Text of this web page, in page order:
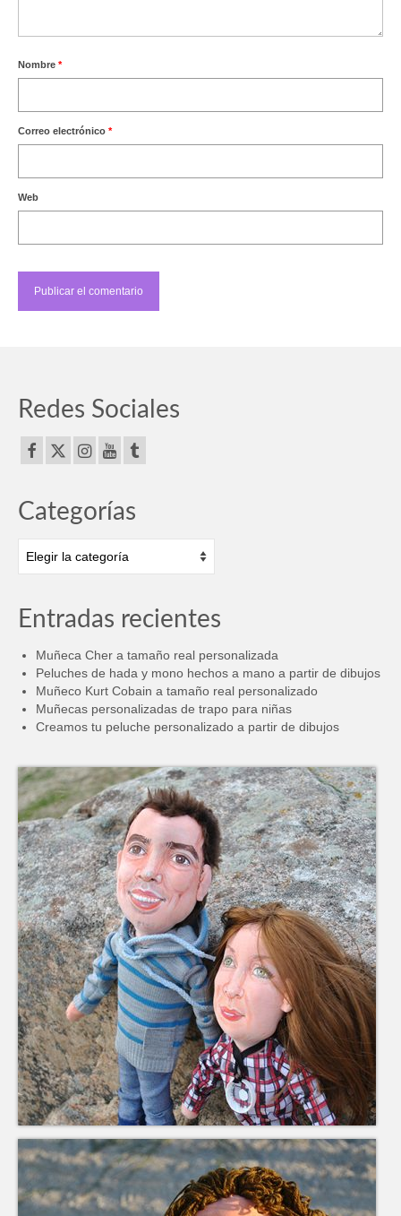
Nombre *
Correo electrónico *
Web
Redes Sociales
Categorías
Entradas recientes
Muñeca Cher a tamaño real personalizada
Peluches de hada y mono hechos a mano a partir de dibujos
Muñeco Kurt Cobain a tamaño real personalizado
Muñecas personalizadas de trapo para niñas
Creamos tu peluche personalizado a partir de dibujos